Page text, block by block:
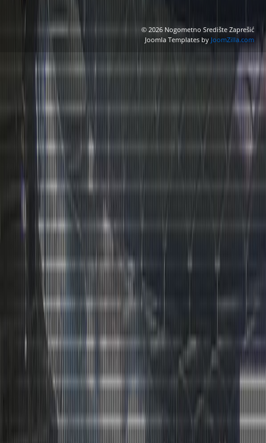
© 2026 Nogometno Središte Zaprešić
Joomla Templates by JoomZilla.com